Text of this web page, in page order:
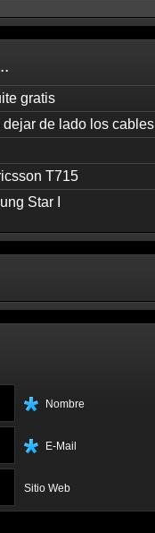
gratis
de lado los cables
T715
Star I
Nombre
E-Mail
Sitio Web